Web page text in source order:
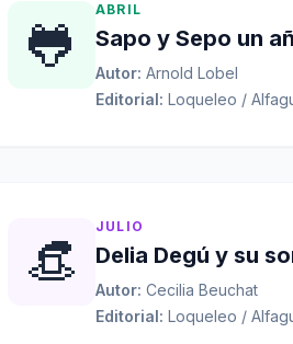
🐸
ABRIL
Sapo y Sepo un
Autor: Arnold Lobel
Editorial: Loqueleo /
👒
JULIO
Delia Degú y su
Autor: Cecilia Beuchat
Editorial: Loqueleo /